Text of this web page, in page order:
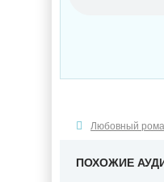
Любовный
ПОХОЖИЕ